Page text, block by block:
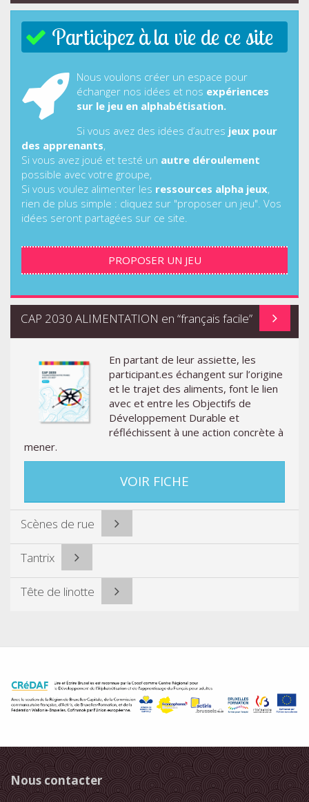
Participez à la vie de ce site
Nous voulons créer un espace pour
échanger nos idées et nos expériences
sur le jeu en alphabétisation.
Si vous avez des idées d’autres jeux pour
des apprenants,
Si vous avez joué et testé un autre déroulement
possible avec votre groupe,
Si vous voulez alimenter les ressources alpha jeux,
rien de plus simple : cliquez sur "proposer un jeu". Vos
idées seront partagées sur ce site.
PROPOSER UN JEU
CAP 2030 ALIMENTATION en “français facile”
En partant de leur assiette, les
participant.es échangent sur l’origine
et le trajet des aliments, font le lien
avec et entre les Objectifs de
Développement Durable et
réfléchissent à une action concrète à
mener.
VOIR FICHE
Scènes de rue
Tantrix
Tête de linotte
Nous contacter